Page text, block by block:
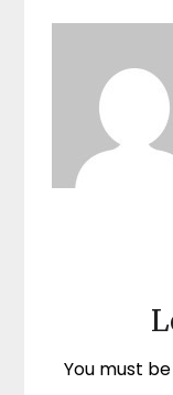
You must be